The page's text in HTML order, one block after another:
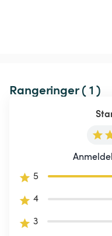
Rangeringer ( 1 )
5
4
3